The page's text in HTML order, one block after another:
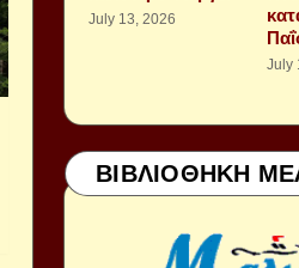
July 13, 2026
July
ΒΙΒΛΙΟΘΗΚΗ